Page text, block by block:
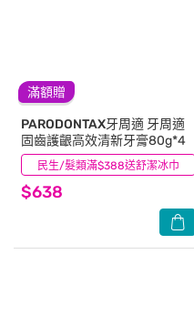
滿額贈
民生/髮類滿$388送舒潔冰巾
PARODONTAX牙周適 牙周適
固齒護齦高效清新牙膏80g*4
$638
(1)